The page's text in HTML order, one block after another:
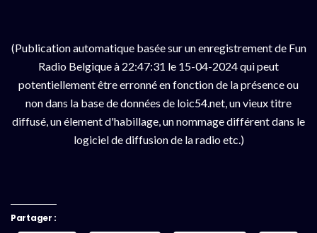
(Publication automatique basée sur un enregistrement de Fun
Radio Belgique à 22:47:31 le 15-04-2024 qui peut
potentiellement être erronné en fonction de la présence ou
non dans la base de données de loic54.net, un vieux titre
diffusé, un élement d'habillage, un nommage différent dans le
logiciel de diffusion de la radio etc.)
Partager :